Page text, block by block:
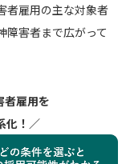
者雇用の主な対象者
障害者まで広がって
者雇用を
化！／